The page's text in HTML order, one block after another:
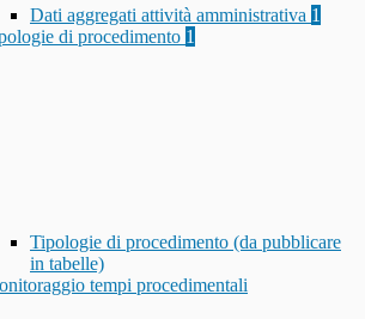
Dati aggregati attività amministrativa 1
di procedimento 1
Tipologie di procedimento (da pubblicare
in tabelle)
tempi procedimentali